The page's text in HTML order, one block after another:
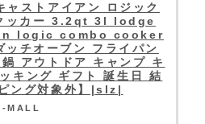
ャストアイアン ロジック
ッカー 3.2qt 3l lodge
logic combo cooker
チオーブン フライパン
アウトドア キャンプ キ
キング ギフト 誕生日 結
ング対象外】|slz|
MALL